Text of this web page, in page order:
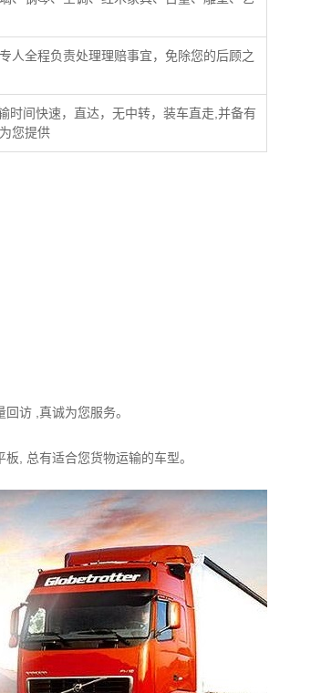
人全程负责处理理赔事宜，免除您的后顾之
时间快速，直达，无中转，装车直走,并备有
您提供
访 ,真诚为您服务。
, 总有适合您货物运输的车型。